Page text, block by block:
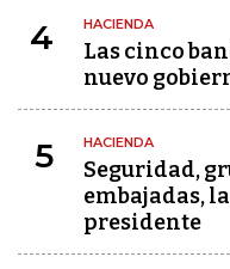
4 HACIENDA
Las cinco
nuevo
5 HACIENDA
Seguridad,
embajadas,
presidente